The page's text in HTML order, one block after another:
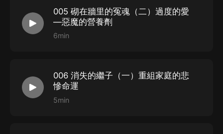
005 砌在牆里的冤魂（二）過度的愛
—惡魔的營養劑
6min
006 消失的繼子（一）重組家庭的悲
慘命運
5min